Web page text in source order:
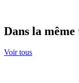
Dans la
Voir tous